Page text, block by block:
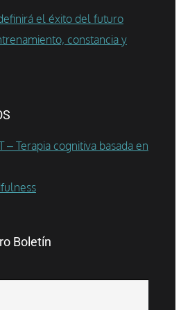
el éxito del futuro
constancia y
– Terapia cognitiva basada en
Boletín